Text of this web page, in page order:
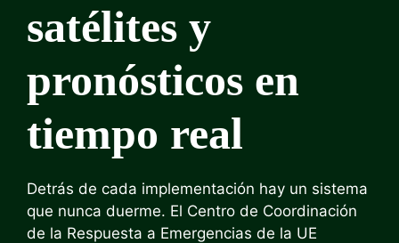
satélites y
pronósticos en
tiempo real
Detrás de cada implementación hay un sistema
que nunca duerme. El Centro de Coordinación
de la Respuesta a Emergencias de la UE